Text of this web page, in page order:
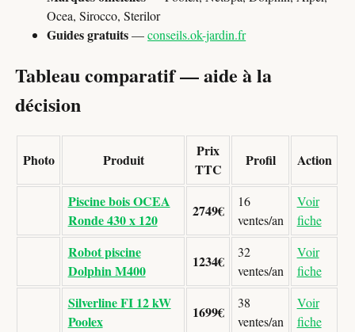
Ocea, Sirocco, Sterilor
Guides gratuits—conseils.ok-jardin.fr
Tableau comparatif — aide à la
décision
Photo Produit
Prix
TTC
Profil Action
Piscine bois OCEA
Ronde 430 x 120
2749€
16
ventes/an
Voir
fiche
Robot piscine
Dolphin M400
1234€
32
ventes/an
Voir
fiche
Silverline FI 12 kW
Poolex
1699€
38
ventes/an
Voir
fiche